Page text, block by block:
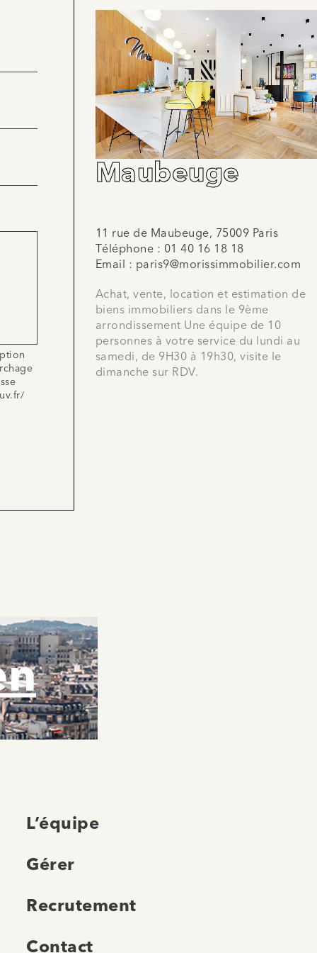
Maubeuge
11 rue de Maubeuge, 75009 Paris
Téléphone : 01 40 16 18 18
Email : paris9@morissimmobilier.com
Achat, vente, location et estimation de
biens immobiliers dans le 9ème
arrondissement Une équipe de 10
personnes à votre service du lundi au
samedi, de 9H30 à 19h30, visite le
dimanche sur RDV.
L’équipe
Gérer
Recrutement
Contact